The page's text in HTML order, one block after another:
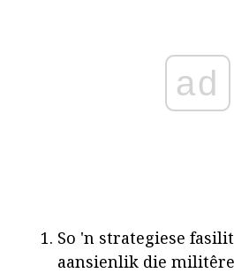
ad
So 'n strategiese
aansienlik die